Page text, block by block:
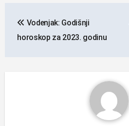
objava
Vodenjak: Godišnji
horoskop za 2023. godinu